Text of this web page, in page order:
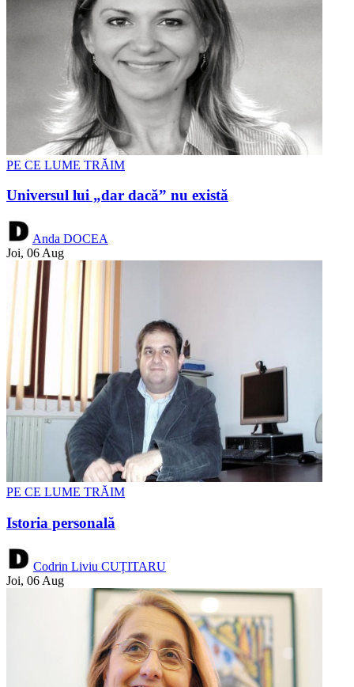
PE CE LUME TRĂIM
Universul lui „dar dacă” nu există
Anda DOCEA
Joi, 06 Aug
PE CE LUME TRĂIM
Istoria personală
Codrin Liviu CUȚITARU
Joi, 06 Aug